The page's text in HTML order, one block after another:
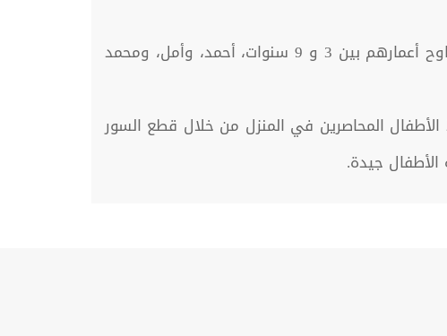
وأضاف أن أسباب الحريق تعود إلى مدفأة مثبتة في المنزل، نتجت عنه نيران حاصرت ثلاثة أطفال تتراوح أعمارهم بين 3 و 9 سنوات، أحمد، وأمل، ومحمد
الأطفال المحاصرين في المنزل من خلال قطع السور
جيدة.